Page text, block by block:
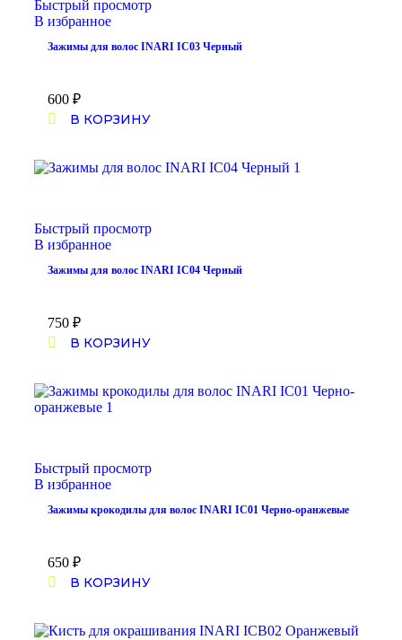
Быстрый просмотр
В избранное
Зажимы для волос INARI IC03 Черный
600 ₽
В КОРЗИНУ
Быстрый просмотр
В избранное
Зажимы для волос INARI IC04 Черный
750 ₽
В КОРЗИНУ
Быстрый просмотр
В избранное
Зажимы крокодилы для волос INARI IC01 Черно-оранжевые
650 ₽
В КОРЗИНУ